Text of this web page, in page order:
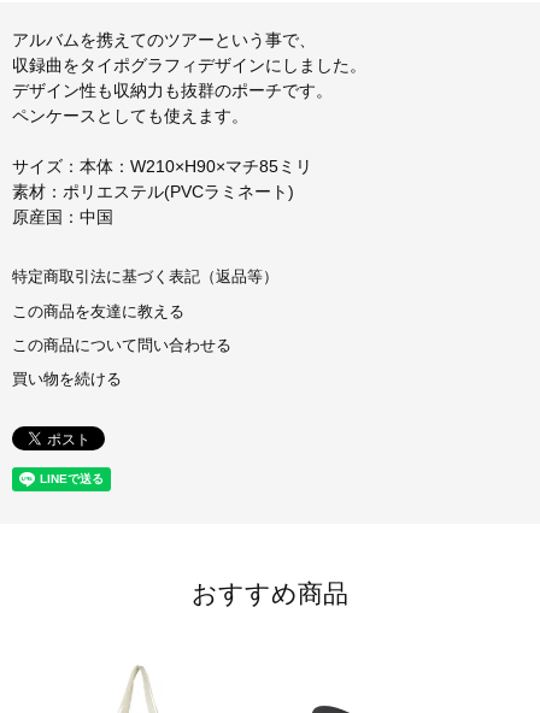
アルバムを携えてのツアーという事で、
収録曲をタイポグラフィデザインにしました。
デザイン性も収納力も抜群のポーチです。
ペンケースとしても使えます。
サイズ：本体：W210×H90×マチ85ミリ
素材：ポリエステル(PVCラミネート)
原産国：中国
特定商取引法に基づく表記（返品等）
この商品を友達に教える
この商品について問い合わせる
買い物を続ける
おすすめ商品